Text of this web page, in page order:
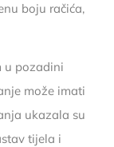
boju račića,
u pozadini
može imati
ukazala su
tijela i